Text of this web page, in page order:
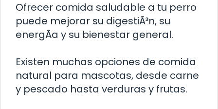
Ofrecer comida saludable a tu perro
puede mejorar su digestiÃ³n, su
energÃ­a y su bienestar general.
Existen muchas opciones de comida
natural para mascotas, desde carne
y pescado hasta verduras y frutas.